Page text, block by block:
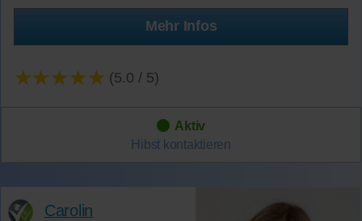
Mehr Infos
★★★★★ (5.0 / 5)
Aktiv
Hibst kontaktieren
Carolin